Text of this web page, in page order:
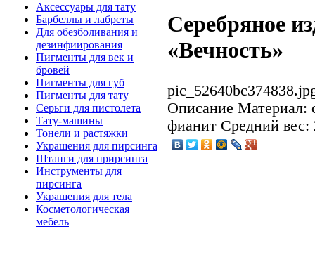
Аксессуары для тату
Барбеллы и лабреты
Для обезболивания и
дезинфиирования
Пигменты для век и
бровей
Пигменты для губ
Пигменты для тату
Серьги для пистолета
Тату-машины
Тонели и растяжки
Украшения для пирсинга
Штанги для прирсинга
Инструменты для
пирсинга
Украшения для тела
Косметологическая
мебель
Серебряное
«Вечность»
Описание Материал:
фианит Средний вес: